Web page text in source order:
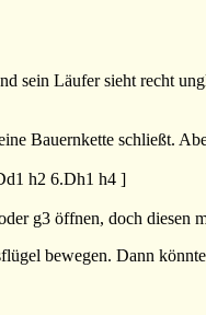
sein Läufer sieht recht
Bauernkette schließt.
h2 6.Dh1 h4 ]
g3 öffnen, doch diesen
bewegen. Dann